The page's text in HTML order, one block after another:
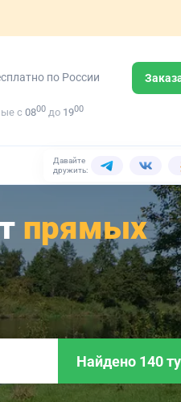
по России
с 0800 до 1900
Давайте
дружить:
прямых
Найдено 140